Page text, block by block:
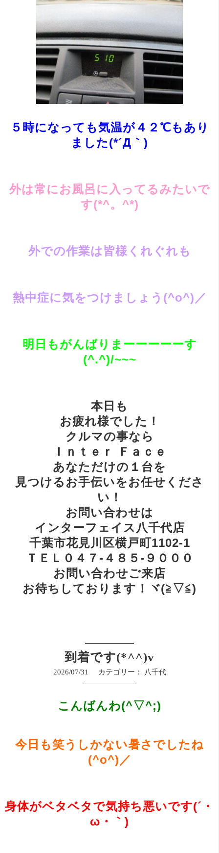
５時になっても気温が４２℃もあり
ました(*´Д｀)
外は常にお風呂に入ってるみたいで
す(*^。^*)
外での作業は皆様くれぐれも
熱中症に気をつけましょう(^o^)／
明日もがんばりまーーーーーす
(^.^)/~~~
本日も
お疲れ様でした！
クルマの事なら
Ｉｎｔｅｒ Ｆａｃｅ
あなただけの１台を
見つけるお手伝いをお任せくださ
い！
お問い合わせは
インターフェイス八千代店
千葉市花見川区横戸町1102-1
ＴＥＬ０４７-４８５-９０００
お問い合わせご来店
お待ちしております！ヾ(≧▽≦)
到着です(*^^)v
2026/07/31 カテゴリー： 八千代
こんばんわ(^▽^;)
今日も笑うしかない暑さでしたね
(^o^)／
身体がベタベタで気持ち悪いです(´・
ω・｀)